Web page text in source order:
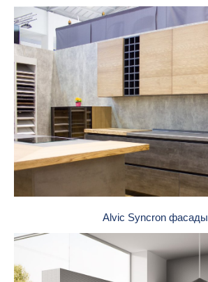
Alvic Syncron фасады